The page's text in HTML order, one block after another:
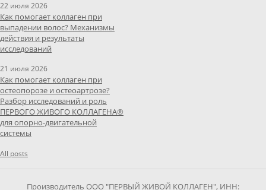
22 июля 2026
Как помогает коллаген при
выпадении волос? Механизмы
действия и результаты
исследований
21 июля 2026
Как помогает коллаген при
остеопорозе и остеоартрозе?
Разбор исследований и роль
ПЕРВОГО ЖИВОГО КОЛЛАГЕНА®
для опорно-двигательной
системы
All posts
Производитель ООО "ПЕРВЫЙ ЖИВОЙ КОЛЛАГЕН", ИНН: